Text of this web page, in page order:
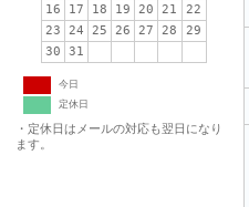
16
17 18 19 20 21
22
23
24 25 26 27 28
29
30
31
今日
定休日
・定休日はメールの対応も翌日になり
ます。